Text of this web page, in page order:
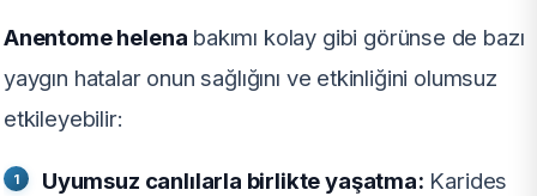
Anentome helena bakımı kolay gibi görünse de bazı
yaygın hatalar onun sağlığını ve etkinliğini olumsuz
etkileyebilir:
Uyumsuz canlılarla birlikte yaşatma: Karides